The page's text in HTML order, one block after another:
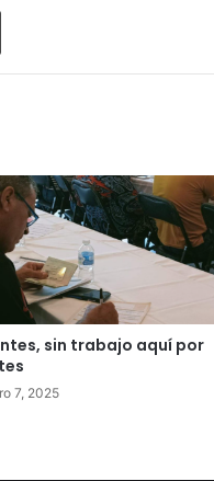
Print
sin trabajo aquí por
7, 2025